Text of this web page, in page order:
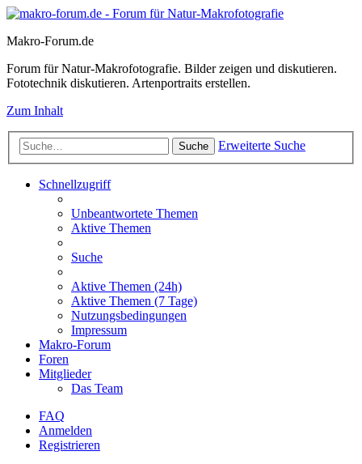
Makro-Forum.de
Forum für Natur-Makrofotografie. Bilder zeigen und diskutieren.
Fototechnik diskutieren. Artenportraits erstellen.
Zum Inhalt
Suche Erweiterte Suche
Schnellzugriff
Unbeantwortete Themen
Aktive Themen
Suche
Aktive Themen (24h)
Aktive Themen (7 Tage)
Nutzungsbedingungen
Impressum
Makro-Forum
Foren
Mitglieder
Das Team
FAQ
Anmelden
Registrieren